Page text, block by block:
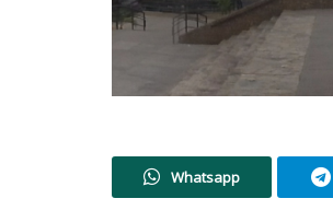
Whatsapp